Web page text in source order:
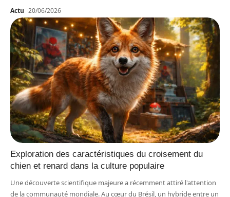
Actu 20/06/2026
Exploration des caractéristiques du croisement du
chien et renard dans la culture populaire
Une découverte scientifique majeure a récemment attiré l'attention
de la communauté mondiale. Au cœur du Brésil, un hybride entre un